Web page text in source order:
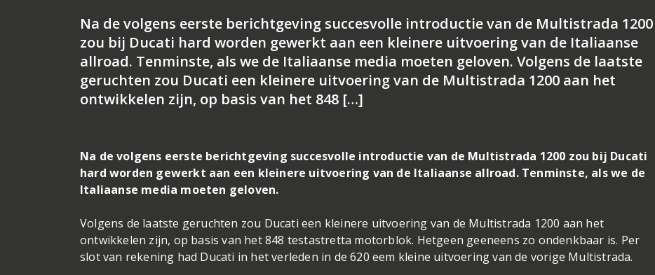
Na de volgens eerste berichtgeving succesvolle introductie van de Multistrada 1200
zou bij Ducati hard worden gewerkt aan een kleinere uitvoering van de Italiaanse
allroad. Tenminste, als we de Italiaanse media moeten geloven. Volgens de laatste
geruchten zou Ducati een kleinere uitvoering van de Multistrada 1200 aan het
ontwikkelen zijn, op basis van het 848 […]
Na de volgens eerste berichtgeving succesvolle introductie van de Multistrada 1200 zou bij Ducati
hard worden gewerkt aan een kleinere uitvoering van de Italiaanse allroad. Tenminste, als we de
Italiaanse media moeten geloven.
Volgens de laatste geruchten zou Ducati een kleinere uitvoering van de Multistrada 1200 aan het
ontwikkelen zijn, op basis van het 848 testastretta motorblok. Hetgeen geeneens zo ondenkbaar is. Per
slot van rekening had Ducati in het verleden in de 620 eem kleine uitvoering van de vorige Multistrada.